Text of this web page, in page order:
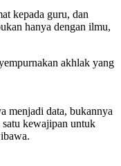
kepada guru, dan
hanya dengan ilmu,
akhlak yang
menjadi data, bukannya
kewajipan untuk